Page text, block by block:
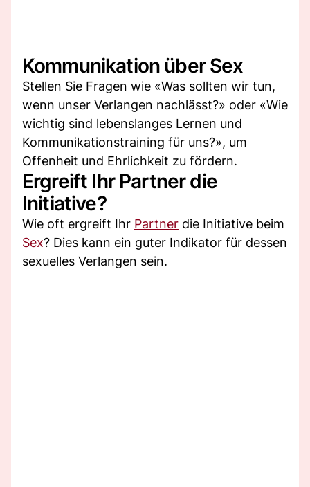
Kommunikation über Sex
Stellen Sie Fragen wie «Was sollten wir tun,
wenn unser Verlangen nachlässt?» oder «Wie
wichtig sind lebenslanges Lernen und
Kommunikationstraining für uns?», um
Offenheit und Ehrlichkeit zu fördern.
Ergreift Ihr Partner die
Initiative?
Wie oft ergreift Ihr Partner die Initiative beim
Sex? Dies kann ein guter Indikator für dessen
sexuelles Verlangen sein.